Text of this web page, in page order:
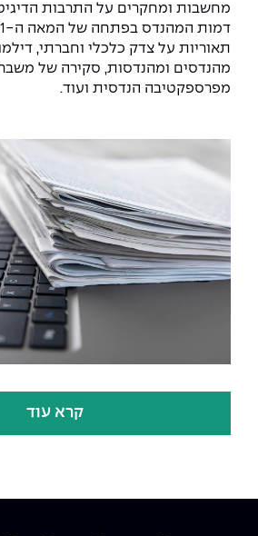
מחשבות ומחקרים על התרבות
תאוריות על צדק כלכלי וחברתי,
מהנדסים ומהנדסות, סקירה של
מפרספקטיבה הנדסית ועוד.
קרא עוד